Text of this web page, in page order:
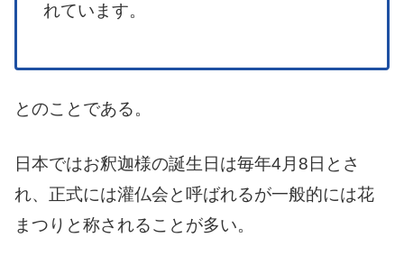
れています。
とのことである。
日本ではお釈迦様の誕生日は毎年4月8日とさ
れ、正式には灌仏会と呼ばれるが一般的には花
まつりと称されることが多い。